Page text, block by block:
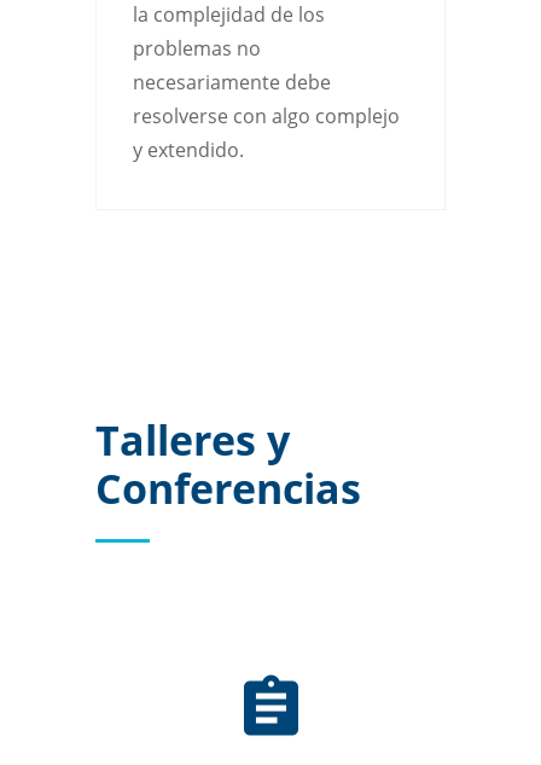
la complejidad de los
problemas no
necesariamente debe
resolverse con algo complejo
y extendido.
Talleres y
Conferencias